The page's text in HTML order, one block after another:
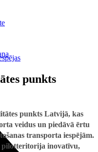
punkts
punkts Latvijā, kas
veidus un piedāvā ērtu
transporta iespējām.
pilotteritorija inovatīvu,